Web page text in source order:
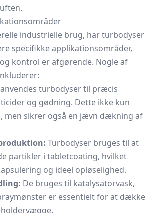
industrielle brug, har turbodyser
specifikke applikationsområder,
kontrol er afgørende. Nogle af
turbodyser til præcis
og gødning. Dette ikke kun
men sikrer også en jævn dækning af
Turbodyser bruges til at
partikler i tabletcoating, hvilket
og ideel opløselighed.
De bruges til katalysatorvask,
er essentielt for at dække